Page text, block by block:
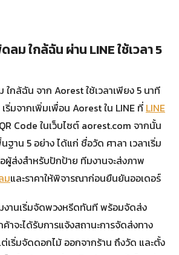
ม ใกล้ฉัน ผ่าน LINE ใช้เวลา 5
กล้ฉัน จาก Aorest ใช้เวลาเพียง 5 นาที
ริ่มจากเพิ่มเพื่อน Aorest ใน LINE ที่ LINE
Code ในเว็บไซต์ aorest.com จากนั้น
าน 5 อย่าง ได้แก่ ชื่อวัด ศาลา เวลาเริ่ม
ผู้ส่งสำหรับปักป้าย ทีมงานจะส่งภาพ
มและราคาให้พิจารณาก่อนยืนยันออเดอร์
งานเริ่มจัดพวงหรีดทันที พร้อมจัดส่ง
าจะได้รับการแจ้งสถานะการจัดส่งทาง
เริ่มจัดดอกไม้ ออกจากร้าน ถึงวัด และตั้ง